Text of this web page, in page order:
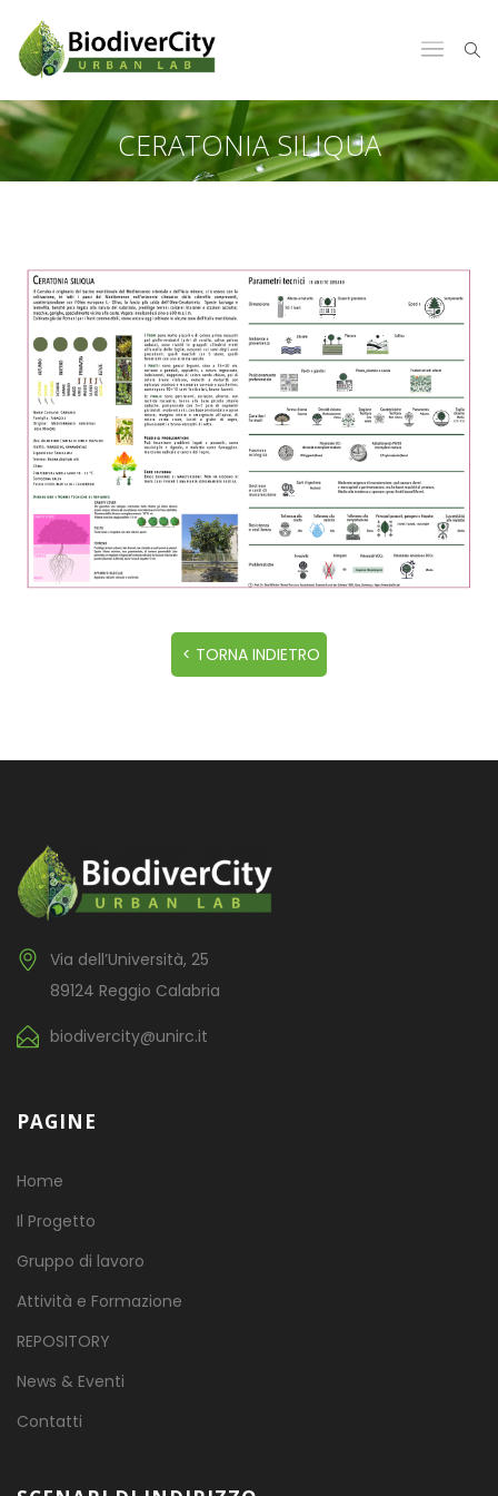
CERATONIA SILIQUA
Via dell’Università, 25
89124 Reggio Calabria
biodivercity@unirc.it
PAGINE
Home
Il Progetto
Gruppo di lavoro
Attività e Formazione
REPOSITORY
News & Eventi
Contatti